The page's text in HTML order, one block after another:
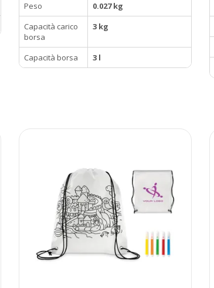
Peso
0.027 kg
Capacità carico
borsa
3 kg
Capacità borsa 3 l